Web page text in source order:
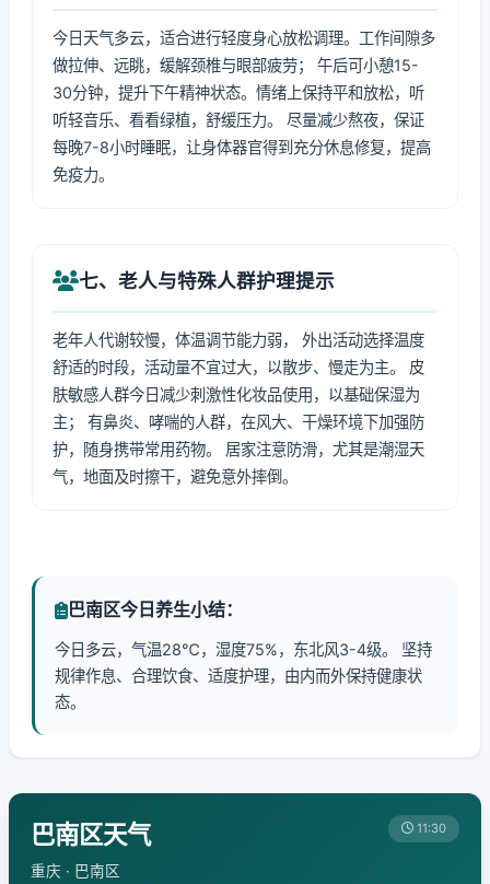
今日天气多云，适合进行轻度身心放松调理。工作间隙多
做拉伸、远眺，缓解颈椎与眼部疲劳； 午后可小憩15-
30分钟，提升下午精神状态。情绪上保持平和放松，听
听轻音乐、看看绿植，舒缓压力。 尽量减少熬夜，保证
每晚7-8小时睡眠，让身体器官得到充分休息修复，提高
免疫力。
七、老人与特殊人群护理提示
老年人代谢较慢，体温调节能力弱， 外出活动选择温度
舒适的时段，活动量不宜过大，以散步、慢走为主。 皮
肤敏感人群今日减少刺激性化妆品使用，以基础保湿为
主； 有鼻炎、哮喘的人群，在风大、干燥环境下加强防
护，随身携带常用药物。 居家注意防滑，尤其是潮湿天
气，地面及时擦干，避免意外摔倒。
巴南区今日养生小结：
今日多云，气温28℃，湿度75%，东北风3-4级。 坚持
规律作息、合理饮食、适度护理，由内而外保持健康状
态。
巴南区天气
重庆 · 巴南区
11:30